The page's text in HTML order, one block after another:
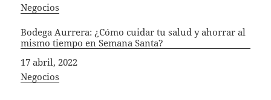
In relation to
Negocios
Bodega Aurrera: ¿Cómo cuidar tu salud y ahorrar al
mismo tiempo en Semana Santa?
Fecha
17 abril, 2022
In relation to
Negocios